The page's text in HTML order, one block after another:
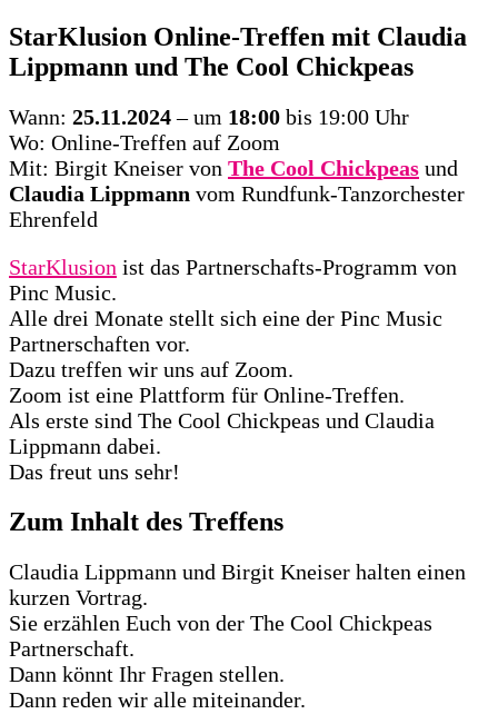
StarKlusion Online-Treffen mit Claudia
Lippmann und The Cool Chickpeas
Wann: 25.11.2024– um 18:00 bis 19:00 Uhr
Wo: Online-Treffen auf Zoom
Mit: Birgit Kneiser von The Cool Chickpeas und
Claudia Lippmann vom Rundfunk-Tanzorchester
Ehrenfeld
StarKlusion ist das Partnerschafts-Programm von
Pinc Music.
Alle drei Monate stellt sich eine der Pinc Music
Partnerschaften vor.
Dazu treffen wir uns auf Zoom.
Zoom ist eine Plattform für Online-Treffen.
Als erste sind The Cool Chickpeas und Claudia
Lippmann dabei.
Das freut uns sehr!
Zum Inhalt des Treffens
Claudia Lippmann und Birgit Kneiser halten einen
kurzen Vortrag.
Sie erzählen Euch von der The Cool Chickpeas
Partnerschaft.
Dann könnt Ihr Fragen stellen.
Dann reden wir alle miteinander.